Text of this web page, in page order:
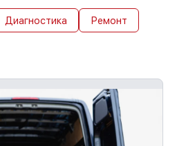
Диагностика Ремонт